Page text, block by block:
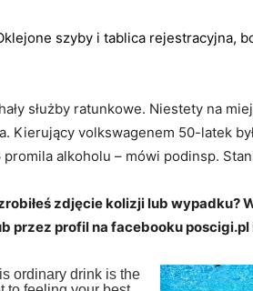
szyby i tablica rejestracyjna,
służby ratunkowe. Niestety na
Kierujący volkswagenem 50-latek
alkoholu – mówi podinsp.
zdjęcie kolizji lub wypadku?
przez profil na facebooku